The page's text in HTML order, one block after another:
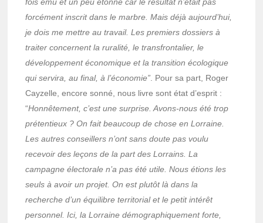
fois ému et un peu étonné car le résultat n’était pas
forcément inscrit dans le marbre. Mais déjà aujourd’hui,
je dois me mettre au travail. Les premiers dossiers à
traiter concernent la ruralité, le transfrontalier, le
développement économique et la transition écologique
qui servira, au final, à l’économie”. Pour sa part, Roger
Cayzelle, encore sonné, nous livre sont état d’esprit :
“Honnêtement, c’est une surprise. Avons-nous été trop
prétentieux ? On fait beaucoup de chose en Lorraine.
Les autres conseillers n’ont sans doute pas voulu
recevoir des leçons de la part des Lorrains. La
campagne électorale n’a pas été utile. Nous étions les
seuls à avoir un projet. On est plutôt là dans la
recherche d’un équilibre territorial et le petit intérêt
personnel. Ici, la Lorraine démographiquement forte,